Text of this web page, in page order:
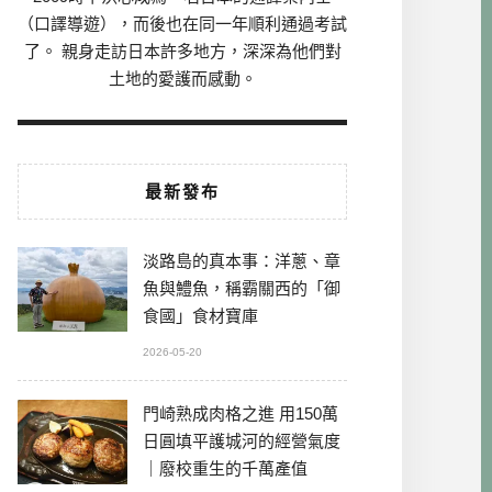
（口譯導遊），而後也在同一年順利通過考試
了。 親身走訪日本許多地方，深深為他們對
土地的愛護而感動。
最新發布
淡路島的真本事：洋蔥、章
魚與鱧魚，稱霸關西的「御
食國」食材寶庫
2026-05-20
門崎熟成肉格之進 用150萬
日圓填平護城河的經營氣度
｜廢校重生的千萬產值